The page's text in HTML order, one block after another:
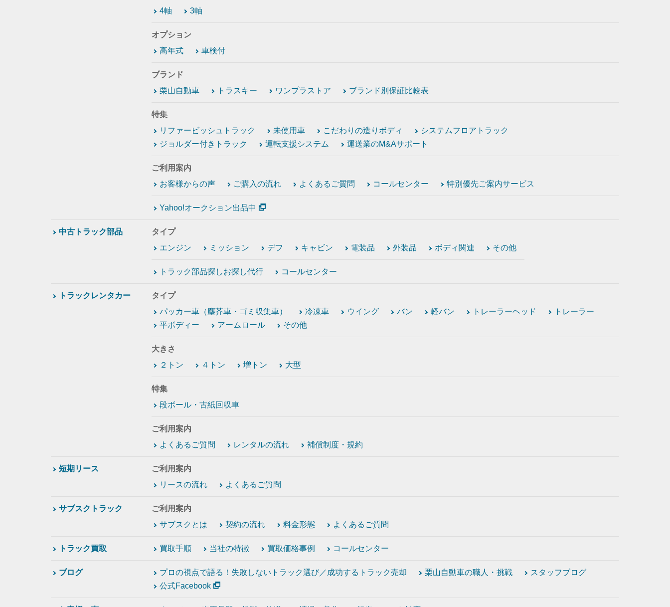
4軸
3軸
オプション
高年式
車検付
ブランド
栗山自動車
トラスキー ワンプラストア ブランド別保証比較表
特集
リファービッシュトラック
未使用車 こだわりの造りボディ
システムフロアトラック
ジョルダー付きトラック
運転支援システム 運送業のM&Aサポート
ご利用案内
お客様からの声
ご購入の流れ よくあるご質問 コールセンター 特別優先ご案内サービス
Yahoo!オークション出品中
中古トラック部品
タイプ
エンジン
ミッション デフ キャビン 電装品 外装品 ボディ関連 その他
トラック部品探しお探し代行 コールセンター
トラックレンタカー
タイプ
パッカー車（塵芥車・ゴミ収集車）
冷凍車 ウイング バン 軽バン トレーラーヘッド
トレーラー
平ボディー
アームロール その他
大きさ
２トン
４トン 増トン 大型
特集
段ボール・古紙回収車
ご利用案内
よくあるご質問
レンタルの流れ 補償制度・規約
短期リース
ご利用案内
リースの流れ
よくあるご質問
サブスクトラック
ご利用案内
サブスクとは
契約の流れ 料金形態 よくあるご質問
トラック買取 買取手順 当社の特徴 買取価格事例 コールセンター
ブログ プロの視点で語る！失敗しないトラック選び／成功するトラック売却 栗山自動車の職人・挑戦
スタッフブログ
公式Facebook